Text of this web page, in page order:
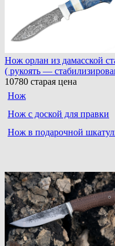
Нож орлан из дамасской
( рукоять —
10780 старая цена
Нож
Нож с доской для правки
Нож в подарочной